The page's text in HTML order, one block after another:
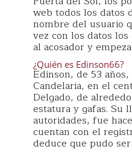
web todos los datos
nombre del usuario
vez con los datos
al acosador y
¿Quién es Edinson66?
Edinson, de 53
Candelaria, en el
Delgado, de
estatura y gafas. Su
autoridades, fue
cuentan con el
deduce que pudo